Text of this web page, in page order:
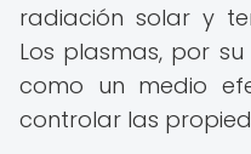
radiación solar y
Los plasmas, por
como un medio
controlar las